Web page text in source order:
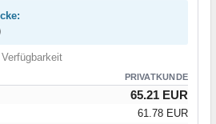
PRIVATKUNDE
65.21 EUR
61.78 EUR